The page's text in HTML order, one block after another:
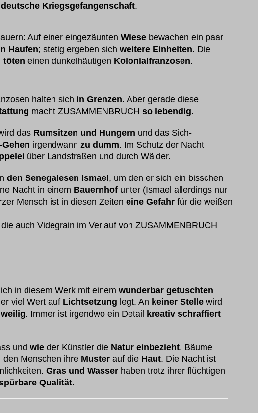
deutsche Kriegsgefangenschaft.
Auf einer eingezäunten Wiese bewachen ein paar
Haufen; stetig ergeben sich weitere Einheiten. Die
töten einen dunkelhäutigen Kolonialfranzosen.
halten sich in Grenzen. Aber gerade diese
macht ZUSAMMENBRUCH so lebendig.
das Rumsitzen und Hungern und das Sich-
irgendwann zu dumm. Im Schutz der Nacht
über Landstraßen und durch Wälder.
den Senegalesen Ismael , um den er sich ein bisschen
Nacht in einem Bauernhof unter (Ismael allerdings nur
Mensch ist in diesen Zeiten eine Gefahr für die weißen
auch Videgrain im Verlauf von ZUSAMMENBRUCH
in diesem Werk mit einem wunderbar getuschten
viel Wert auf Lichtsetzung legt. An keiner Stelle wird
. Immer ist irgendwo ein Detail
kreativ schraffiert
und wie der Künstler die Natur einbezieht. Bäume
den Menschen ihre Muster auf die Haut. Die Nacht ist
Gras und Wasser haben trotz ihrer flüchtigen
Qualität.